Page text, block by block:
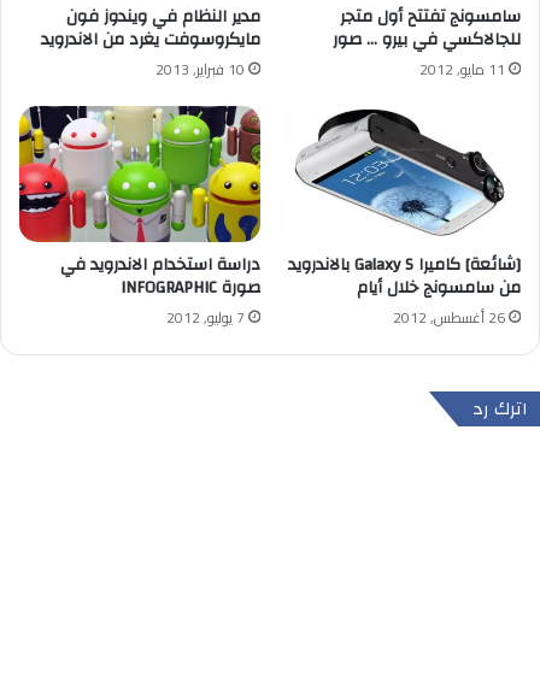
سامسونج تفتتح أول متجر
للجالاكسي في بيرو … صور
11 مايو, 2012
مدير النظام في ويندوز فون
مايكروسوفت يغرد من الاندرويد
10 فبراير, 2013
[شائعة] كاميرا Galaxy S بالاندرويد
من سامسونج خلال أيام
26 أغسطس, 2012
دراسة استخدام الاندرويد في
صورة INFOGRAPHIC
7 يوليو, 2012
اترك رد